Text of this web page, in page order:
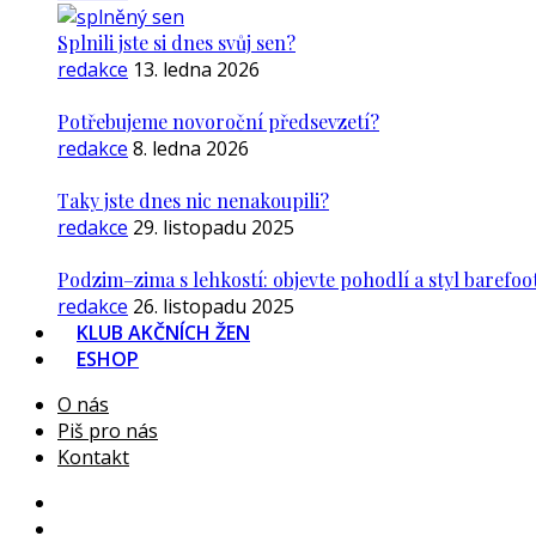
Splnili jste si dnes svůj sen?
redakce 13. ledna 2026
Potřebujeme novoroční předsevzetí?
redakce 8. ledna 2026
Taky jste dnes nic nenakoupili?
redakce 29. listopadu 2025
Podzim–zima s lehkostí: objevte pohodlí a styl
redakce 26. listopadu 2025
KLUB AKČNÍCH ŽEN
ESHOP
O nás
Piš pro nás
Kontakt